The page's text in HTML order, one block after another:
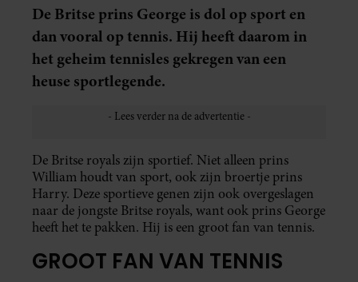
De Britse prins George is dol op sport en
dan vooral op tennis. Hij heeft daarom in
het geheim tennisles gekregen van een
heuse sportlegende.
De Britse royals zijn sportief. Niet alleen prins
William houdt van sport, ook zijn broertje prins
Harry. Deze sportieve genen zijn ook overgeslagen
naar de jongste Britse royals, want ook prins George
heeft het te pakken. Hij is een groot fan van tennis.
GROOT FAN VAN TENNIS